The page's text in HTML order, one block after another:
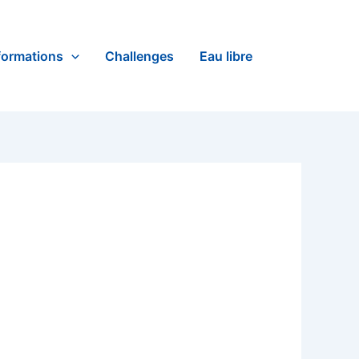
Challenges Eau libre